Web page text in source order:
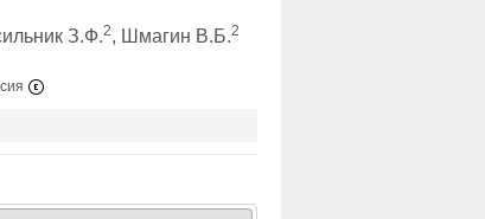
З.Ф.2, Шмагин В.Б.2